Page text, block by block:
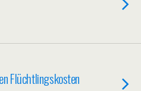
Flüchtlingskosten